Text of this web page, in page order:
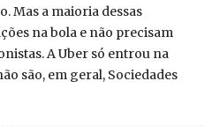
Mas a maioria dessas
na bola e não precisam
A Uber só entrou na
são, em geral, Sociedades